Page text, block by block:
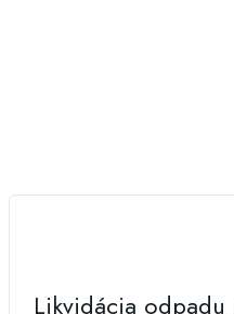
Likvidácia odpadu